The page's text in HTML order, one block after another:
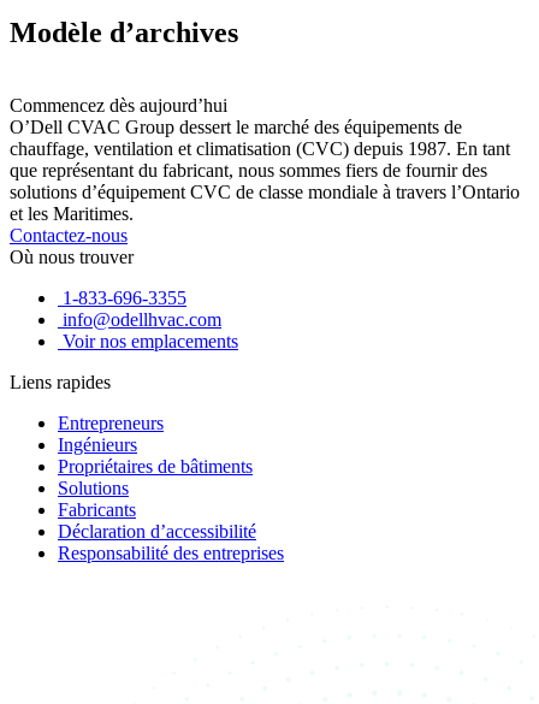
Modèle d’archives
Commencez dès aujourd’hui
O’Dell CVAC Group dessert le marché des équipements de
chauffage, ventilation et climatisation (CVC) depuis 1987. En tant
que représentant du fabricant, nous sommes fiers de fournir des
solutions d’équipement CVC de classe mondiale à travers l’Ontario
et les Maritimes.
Contactez-nous
Où nous trouver
1-833-696-3355
info@odellhvac.com
Voir nos emplacements
Liens rapides
Entrepreneurs
Ingénieurs
Propriétaires de bâtiments
Solutions
Fabricants
Déclaration d’accessibilité
Responsabilité des entreprises